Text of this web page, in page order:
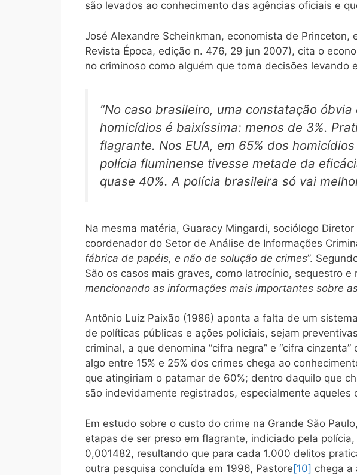
são levados ao conhecimento das agências oficiais e
José Alexandre Scheinkman, economista de Princeton,
Revista Época, edição n. 476, 29 jun 2007), cita o
no criminoso como alguém que toma decisões levando
“No caso brasileiro, uma constatação
homicídios é baixíssima: menos de 3%.
flagrante. Nos EUA, em 65% dos
polícia fluminense tivesse metade da
quase 40%. A polícia brasileira só vai
Na mesma matéria, Guaracy Mingardi, sociólogo
coordenador do Setor de Análise de Informações
fábrica de papéis, e não de solução de crimes”.
São os casos mais graves, como latrocínio, sequestro e
mencionando as informações mais importantes sobre
Antônio Luiz Paixão (1986) aponta a falta de um
de políticas públicas e ações policiais, sejam
criminal, a que denomina “cifra negra” e “cifra
algo entre 15% e 25% dos crimes chega ao
que atingiriam o patamar de 60%; dentro daquilo que
são indevidamente registrados, especialmente
Em estudo sobre o custo do crime na Grande São
etapas de ser preso em flagrante, indiciado pela
0,001482, resultando que para cada 1.000 delitos
outra pesquisa concluída em 1996, Pastore[10] chega a